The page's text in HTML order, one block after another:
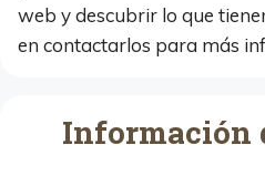
web y descubrir lo que
en contactarlos para más
Información